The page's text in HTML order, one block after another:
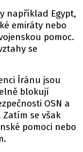
například Egypt,
emiráty nebo
pomoc.
se
Íránu jsou
blokují
OSN a
se však
pomoci nebo